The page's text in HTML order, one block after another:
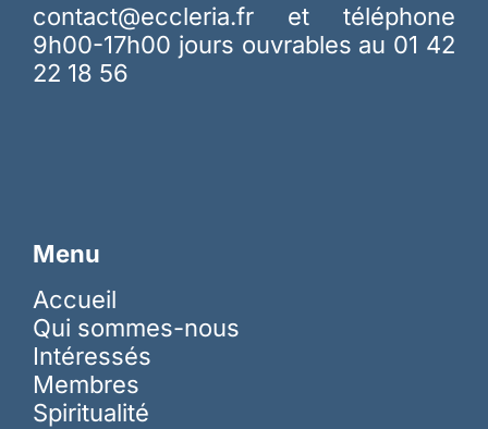
contact@eccleria.fr et téléphone
9h00-17h00 jours ouvrables au 01 42
22 18 56
Menu
Accueil
Qui sommes-nous
Intéressés
Membres
Spiritualité